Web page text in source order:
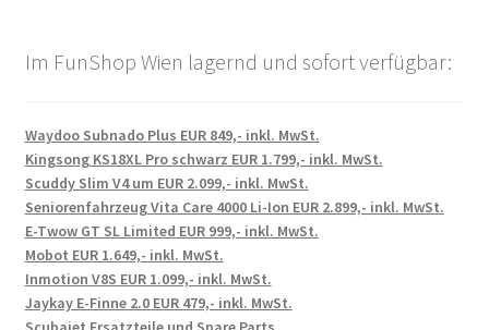
Im FunShop Wien lagernd und sofort verfügbar:
Waydoo Subnado Plus EUR 849,- inkl. MwSt.
Kingsong KS18XL Pro schwarz EUR 1.799,- inkl. MwSt.
Scuddy Slim V4 um EUR 2.099,- inkl. MwSt.
Seniorenfahrzeug Vita Care 4000 Li-Ion EUR 2.899,- inkl. MwSt.
E-Twow GT SL Limited EUR 999,- inkl. MwSt.
Mobot EUR 1.649,- inkl. MwSt.
Inmotion V8S EUR 1.099,- inkl. MwSt.
Jaykay E-Finne 2.0 EUR 479,- inkl. MwSt.